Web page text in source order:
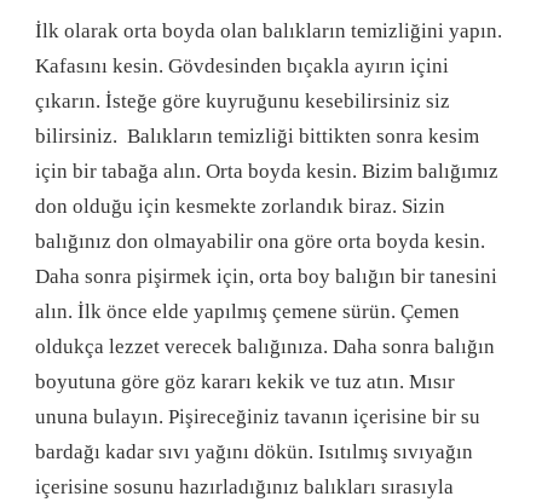
İlk olarak orta boyda olan balıkların temizliğini yapın.
Kafasını kesin. Gövdesinden bıçakla ayırın içini
çıkarın. İsteğe göre kuyruğunu kesebilirsiniz siz
bilirsiniz. Balıkların temizliği bittikten sonra kesim
için bir tabağa alın. Orta boyda kesin. Bizim balığımız
don olduğu için kesmekte zorlandık biraz. Sizin
balığınız don olmayabilir ona göre orta boyda kesin.
Daha sonra pişirmek için, orta boy balığın bir tanesini
alın. İlk önce elde yapılmış çemene sürün. Çemen
oldukça lezzet verecek balığınıza. Daha sonra balığın
boyutuna göre göz kararı kekik ve tuz atın. Mısır
ununa bulayın. Pişireceğiniz tavanın içerisine bir su
bardağı kadar sıvı yağını dökün. Isıtılmış sıvıyağın
içerisine sosunu hazırladığınız balıkları sırasıyla